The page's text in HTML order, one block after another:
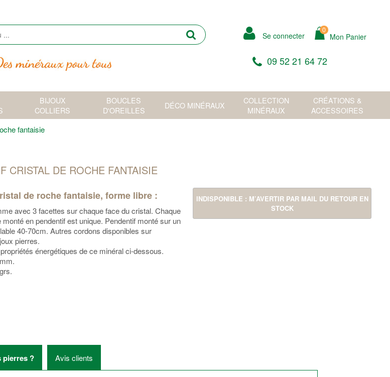
0
Mon Panier
Se connecter
09 52 21 64 72
BIJOUX
COLLIERS
BOUCLES
D'OREILLES
DÉCO MINÉRAUX
COLLECTION
MINÉRAUX
CRÉATIONS &
ACCESSOIRES
fantaisie
CRISTAL DE ROCHE FANTAISIE
INDISPONIBLE : M’AVERTIR PAR MAIL DU RETOUR EN
STOCK
de roche fantaisie, forme libre :
avec 3 facettes sur chaque face du cristal. Chaque
en pendentif est unique. Pendentif monté sur un
40-70cm. Autres cordons disponibles sur
pierres.
énergétiques de ce minéral ci-dessous.
pierres ? Avis clients